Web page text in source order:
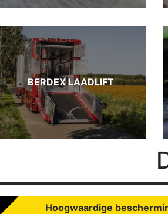
BERDEX LAADLIFT
Hoogwaardige